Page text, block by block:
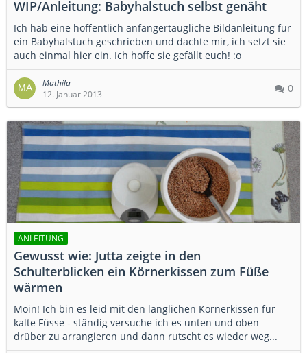
WIP/Anleitung: Babyhalstuch selbst genäht
Ich hab eine hoffentlich anfängertaugliche Bildanleitung für
ein Babyhalstuch geschrieben und dachte mir, ich setzt sie
auch einmal hier ein. Ich hoffe sie gefällt euch! :o
Mathila
12. Januar 2013
0
ANLEITUNG
Gewusst wie: Jutta zeigte in den
Schulterblicken ein Körnerkissen zum Füße
wärmen
Moin! Ich bin es leid mit den länglichen Körnerkissen für
kalte Füsse - ständig versuche ich es unten und oben
drüber zu arrangieren und dann rutscht es wieder weg...